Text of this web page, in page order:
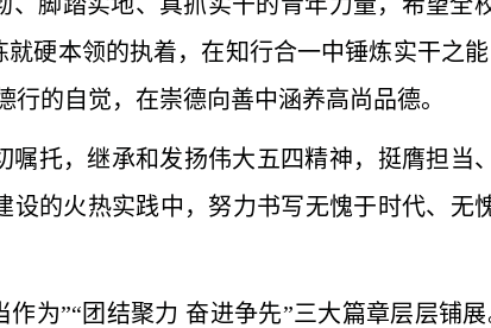
硬本领的执着，在知行合一中锤炼实干之
的自觉，在崇德向善中涵养高尚品德。
托，继承和发扬伟大五四精神，挺膺担当
的火热实践中，努力书写无愧于时代、无
为”“团结聚力 奋进争先”三大篇章层层铺